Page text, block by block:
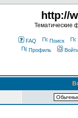
http://
Тематические
FAQ Поиск
Профиль